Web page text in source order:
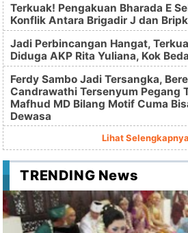
Terkuak! Pengakuan Bharada E
Konflik Antara Brigadir J dan
Jadi Perbincangan Hangat,
Diduga AKP Rita Yuliana, Kok
Ferdy Sambo Jadi Tersangka,
Candrawathi Tersenyum Pegang
Mafhud MD Bilang Motif Cuma
Dewasa
Lihat Selengkapnya
TRENDING News